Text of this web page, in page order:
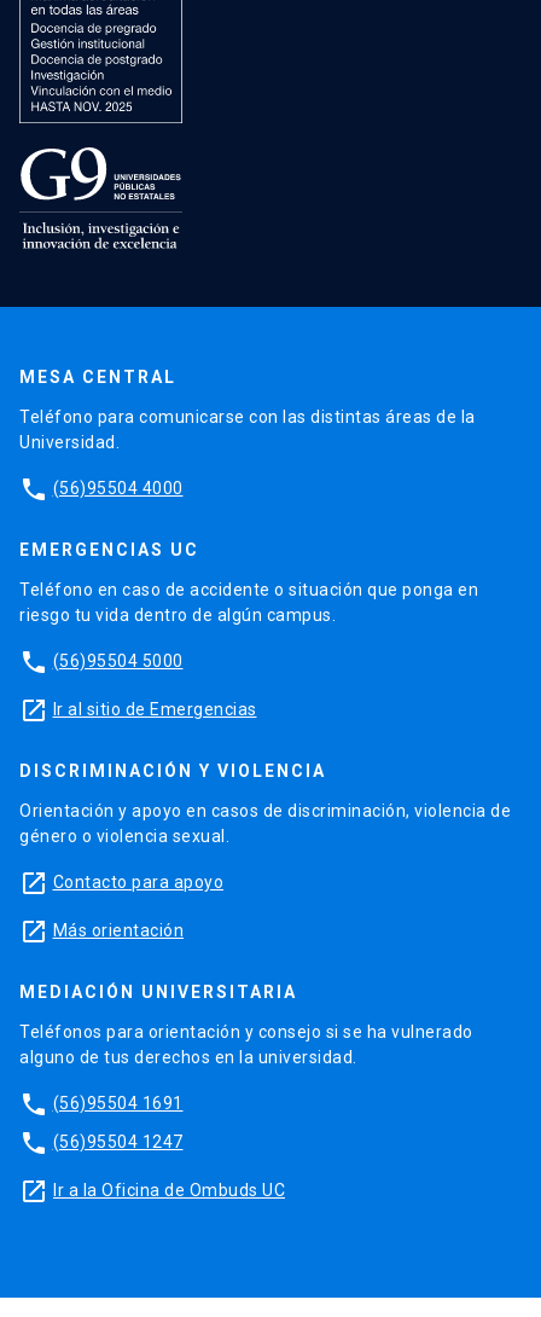
MESA CENTRAL
Teléfono para comunicarse con las distintas áreas de la
Universidad.
phone (56)95504 4000
EMERGENCIAS UC
Teléfono en caso de accidente o situación que ponga en
riesgo tu vida dentro de algún campus.
phone (56)95504 5000
launch Ir al sitio de Emergencias
DISCRIMINACIÓN Y VIOLENCIA
Orientación y apoyo en casos de discriminación, violencia de
género o violencia sexual.
launch Contacto para apoyo
launch Más orientación
MEDIACIÓN UNIVERSITARIA
Teléfonos para orientación y consejo si se ha vulnerado
alguno de tus derechos en la universidad.
phone (56)95504 1691
phone (56)95504 1247
launch Ir a la Oficina de Ombuds UC